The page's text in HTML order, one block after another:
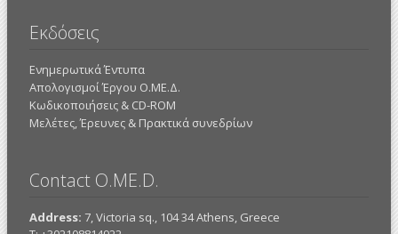
Εκδόσεις
Ενημερωτικά Έντυπα
Απολογισμοί Έργου Ο.ΜΕ.Δ.
Κωδικοποιήσεις & CD-ROM
Mελέτες, Έρευνες & Πρακτικά συνεδρίων
Contact O.ME.D.
Address: 7, Victoria sq., 104 34 Athens, Greece